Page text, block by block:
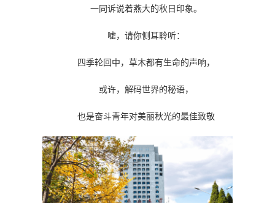
一同诉说着燕大的秋日印象。
嘘，请你侧耳聆听：
四季轮回中，草木都有生命的声响，
或许，解码世界的秘语，
也是奋斗青年对美丽秋光的最佳致敬